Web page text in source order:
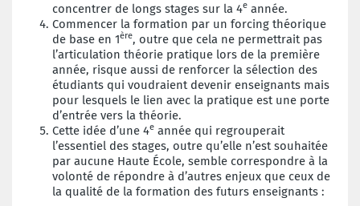
concentrer de longs stages sur la 4e année.
Commencer la formation par un forcing théorique
de base en 1ère, outre que cela ne permettrait pas
l’articulation théorie pratique lors de la première
année, risque aussi de renforcer la sélection des
étudiants qui voudraient devenir enseignants mais
pour lesquels le lien avec la pratique est une porte
d’entrée vers la théorie.
Cette idée d’une 4e année qui regrouperait
l’essentiel des stages, outre qu’elle n’est souhaitée
par aucune Haute École, semble correspondre à la
volonté de répondre à d’autres enjeux que ceux de
la qualité de la formation des futurs enseignants :